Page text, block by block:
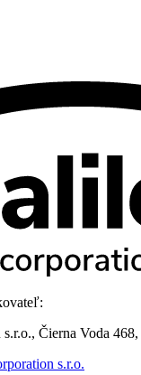
Čierna Voda
s.r.o.